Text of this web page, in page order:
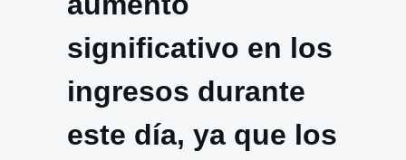
significativo en los
ingresos durante
este día, ya que los